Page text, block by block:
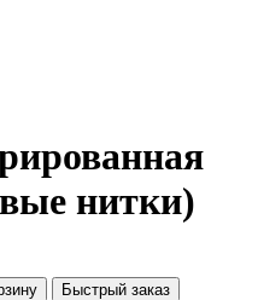
нитки)
Быстрый заказ